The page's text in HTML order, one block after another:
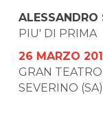
ALESSANDRO
PIU' DI PRIMA
26 MARZO
GRAN
SEVERINO (SA)